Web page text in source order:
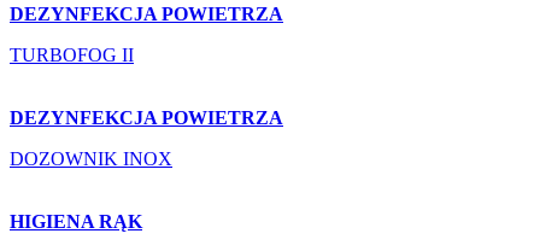
DEZYNFEKCJA POWIETRZA
TURBOFOG II
DEZYNFEKCJA POWIETRZA
DOZOWNIK INOX
HIGIENA RĄK